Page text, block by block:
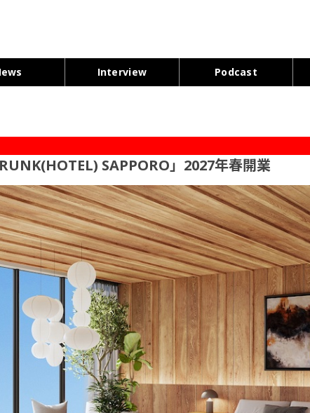
Interview Podcast
SAPPORO」2027年春開業